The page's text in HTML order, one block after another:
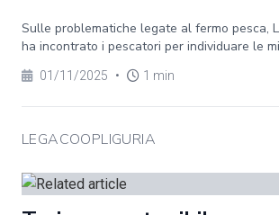
Sulle problematiche legate al fermo pesca,
ha incontrato i pescatori per individuare le
01/11/2025 • 1 min
LEGACOOPLIGURIA